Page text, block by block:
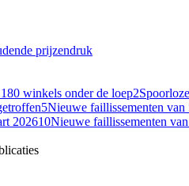
prijzendruk
winkels onder de loep2
5Nieuwe faillissementen van
202610Nieuwe faillissementen